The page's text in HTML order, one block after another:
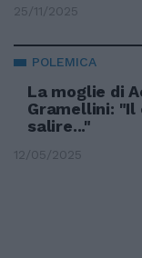
25/11/2025
POLEMICA
La moglie di
Gramellini: "Il
salire..."
12/05/2025